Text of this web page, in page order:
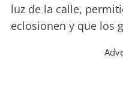
luz de la calle,
eclosionen y que los